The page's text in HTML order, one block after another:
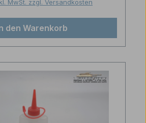
MwSt. zzgl. Versandkosten
den Warenkorb